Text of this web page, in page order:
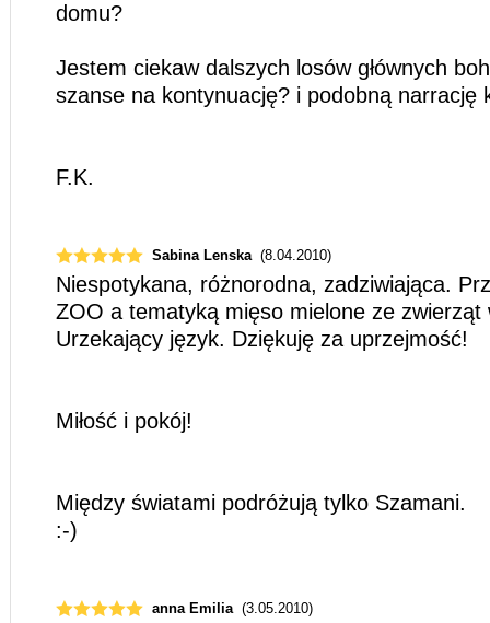
domu?
Jestem ciekaw dalszych losów głównych
szanse na kontynuację? i podobną narrację
F.K.
Sabina Lenska (8.04.2010)
Niespotykana, różnorodna, zadziwiająca.
ZOO a tematyką mięso mielone ze zwierząt
Urzekający język. Dziękuję za uprzejmość!
Miłość i pokój!
Między światami podróżują tylko Szamani.
:-)
anna Emilia (3.05.2010)